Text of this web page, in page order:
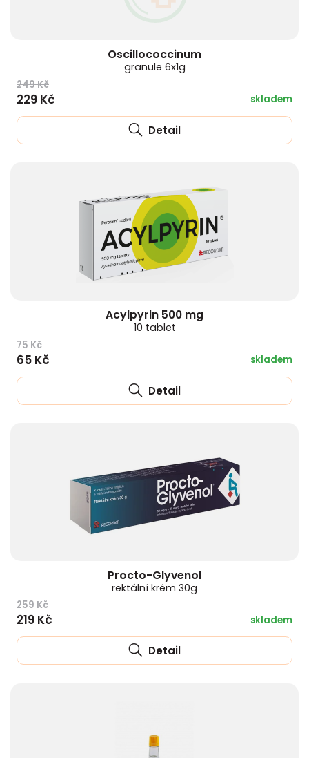
Oscillococcinum
granule 6x1g
249 Kč
229 Kč skladem
Detail
Acylpyrin 500 mg
10 tablet
75 Kč
65 Kč skladem
Detail
Procto-Glyvenol
rektální krém 30g
259 Kč
219 Kč skladem
Detail